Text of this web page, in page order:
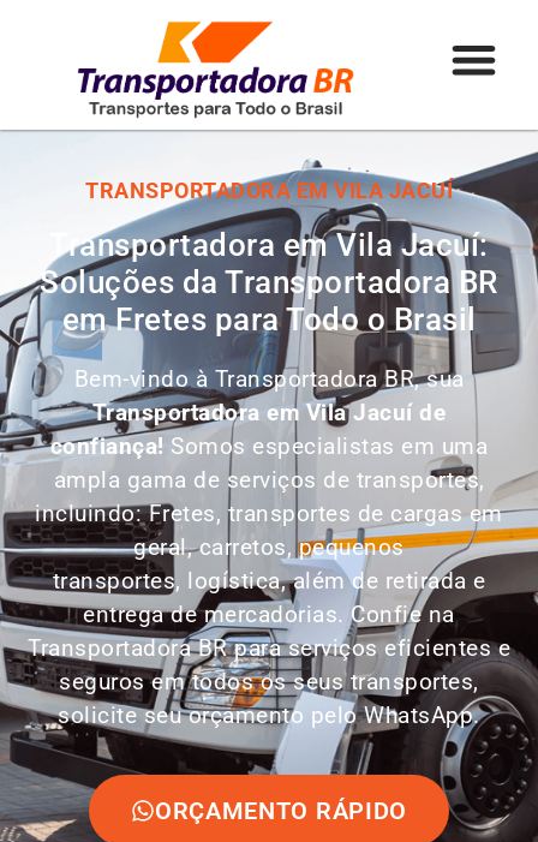
TRANSPORTADORA EM VILA JACUÍ
Transportadora em Vila Jacuí:
Soluções da Transportadora BR
em Fretes para Todo o Brasil
Bem-vindo à Transportadora BR, sua
Transportadora em Vila Jacuí de
confiança! Somos especialistas em uma
ampla gama de serviços de transportes,
incluindo: Fretes, transportes de cargas em
geral, carretos, pequenos
transportes, logística, além de retirada e
entrega de mercadorias. Confie na
Transportadora BR para serviços eficientes e
seguros em todos os seus transportes,
solicite seu orçamento pelo WhatsApp.
ORÇAMENTO RÁPIDO